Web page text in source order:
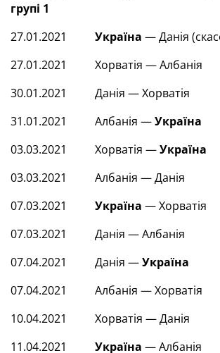
групі 1
27.01.2021 Україна — Данія
27.01.2021 Хорватія — Албанія
30.01.2021 Данія — Хорватія
31.01.2021 Албанія —Україна
03.03.2021 Хорватія —Україна
03.03.2021 Албанія — Данія
07.03.2021 Україна — Хорватія
07.03.2021 Данія — Албанія
07.04.2021 Данія —Україна
07.04.2021 Албанія — Хорватія
10.04.2021 Хорватія — Данія
11.04.2021
Україна — Албанія